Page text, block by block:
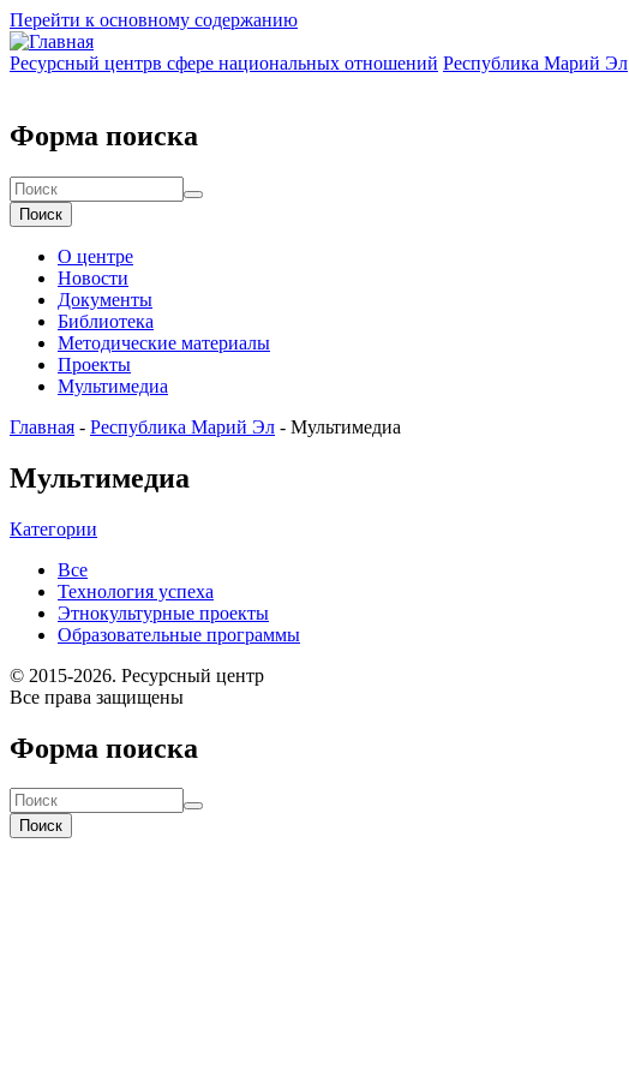
Перейти к основному содержанию
Ресурсный центрв сфере национальных отношений Республика Марий Эл
Форма поиска
Поиск
О центре
Новости
Документы
Библиотека
Методические материалы
Проекты
Мультимедиа
Главная - Республика Марий Эл - Мультимедиа
Мультимедиа
Категории
Все
Технология успеха
Этнокультурные проекты
Образовательные программы
© 2015-2026. Ресурсный центр
Все права защищены
Форма поиска
Поиск